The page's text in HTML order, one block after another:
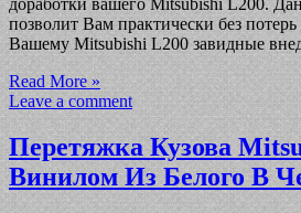
позволит Вам практически без
Вашему Mitsubishi L200 завидные
Read More »
Leave a comment
Перетяжка Кузова
Винилом Из Белого В